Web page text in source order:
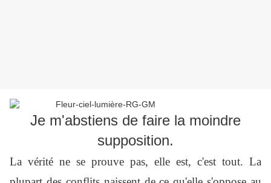
Je m'abstiens de faire la moindre
supposition.
La vérité ne se prouve pas, elle est, c'est tout. La